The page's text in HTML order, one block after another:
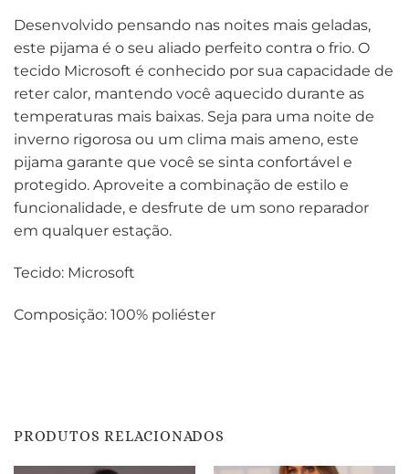
Desenvolvido pensando nas noites mais geladas,
este pijama é o seu aliado perfeito contra o frio. O
tecido Microsoft é conhecido por sua capacidade de
reter calor, mantendo você aquecido durante as
temperaturas mais baixas. Seja para uma noite de
inverno rigorosa ou um clima mais ameno, este
pijama garante que você se sinta confortável e
protegido. Aproveite a combinação de estilo e
funcionalidade, e desfrute de um sono reparador
em qualquer estação.
Tecido: Microsoft
Composição: 100% poliéster
PRODUTOS RELACIONADOS